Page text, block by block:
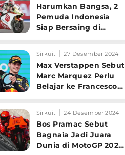
Harumkan Bangsa, 2
Pemuda Indonesia
Siap Bersaing di
Championship Eropa
Sirkuit 27 Desember 2024
Max Verstappen Sebut
Marc Marquez Perlu
Belajar ke Francesco
Sirkuit 24 Desember 2024
Bos Pramac Sebut
Bagnaia Jadi Juara
Dunia di MotoGP 2025